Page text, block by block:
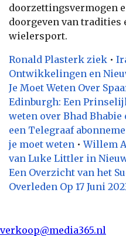
doorzettingsvermogen
doorgeven van tradities
wielersport.
Ronald Plasterk ziek •
Ontwikkelingen en
Je Moet Weten Over
Edinburgh: Een
weten over Bhad
een Telegraaf
je moet weten •Willem
van Luke Littler in
Een Overzicht van het
Overleden Op 17 Juni
verkoop@media365.nl